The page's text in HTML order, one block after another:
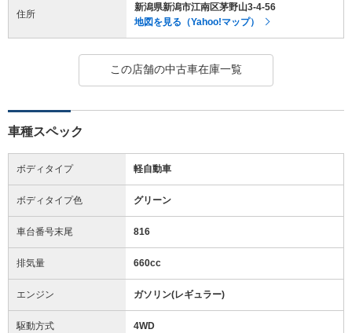
住所
新潟県新潟市江南区茅野山3-4-56
地図を見る（Yahoo!マップ）
この店舗の中古車在庫一覧
車種スペック
ボディタイプ 軽自動車
ボディタイプ色 グリーン
車台番号末尾 816
排気量 660cc
エンジン ガソリン(レギュラー)
駆動方式 4WD